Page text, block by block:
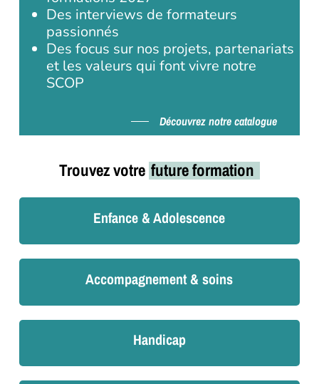
Des interviews de formateurs
passionnés
Des focus sur nos projets, partenariats
et les valeurs qui font vivre notre
SCOP
Découvrez notre catalogue
Trouvez votre future formation
Enfance & Adolescence
Accompagnement & soins
Handicap